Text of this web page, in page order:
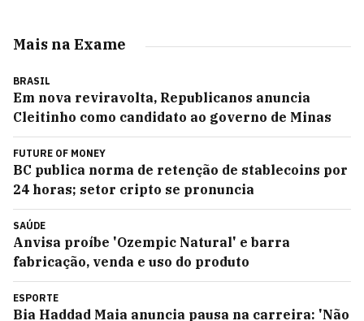
Mais na Exame
BRASIL
Em nova reviravolta, Republicanos anuncia
Cleitinho como candidato ao governo de Minas
FUTURE OF MONEY
BC publica norma de retenção de stablecoins por
24 horas; setor cripto se pronuncia
SAÚDE
Anvisa proíbe 'Ozempic Natural' e barra
fabricação, venda e uso do produto
ESPORTE
Bia Haddad Maia anuncia pausa na carreira: 'Não